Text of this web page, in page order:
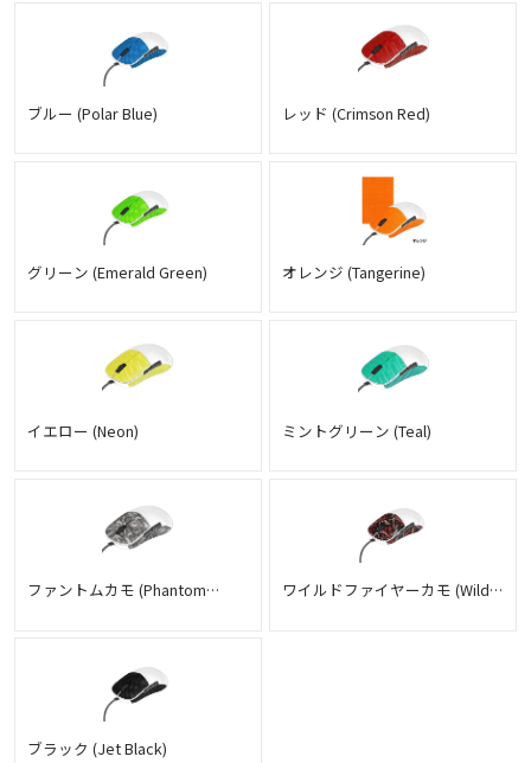
ブルー (Polar Blue) レッド (Crimson Red)
グリーン (Emerald Green) オレンジ (Tangerine)
イエロー (Neon) ミントグリーン (Teal)
ファントムカモ (Phantom
ワイルドファイヤーカモ (Wild
ブラック (Jet Black)